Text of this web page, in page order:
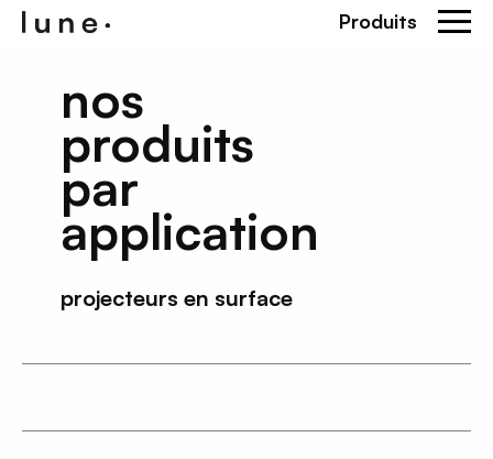
Produits
nos
produits
par
application
projecteurs en surface